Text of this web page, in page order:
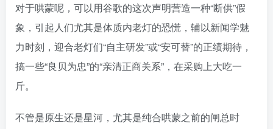
对于哄蒙呢，可以用谷歌的这次声明营造一种“断供”假
象，引起人们尤其是体质内老灯的恐慌，辅以新闻学魅
力时刻，迎合老灯们“自主研发”或“安可替”的正绩期待，
搞一些“良贝为忠”的“亲清正商关系”，在采购上大吃一
斤。
不管是原生还是星河，尤其是纯合哄蒙之前的闸总时